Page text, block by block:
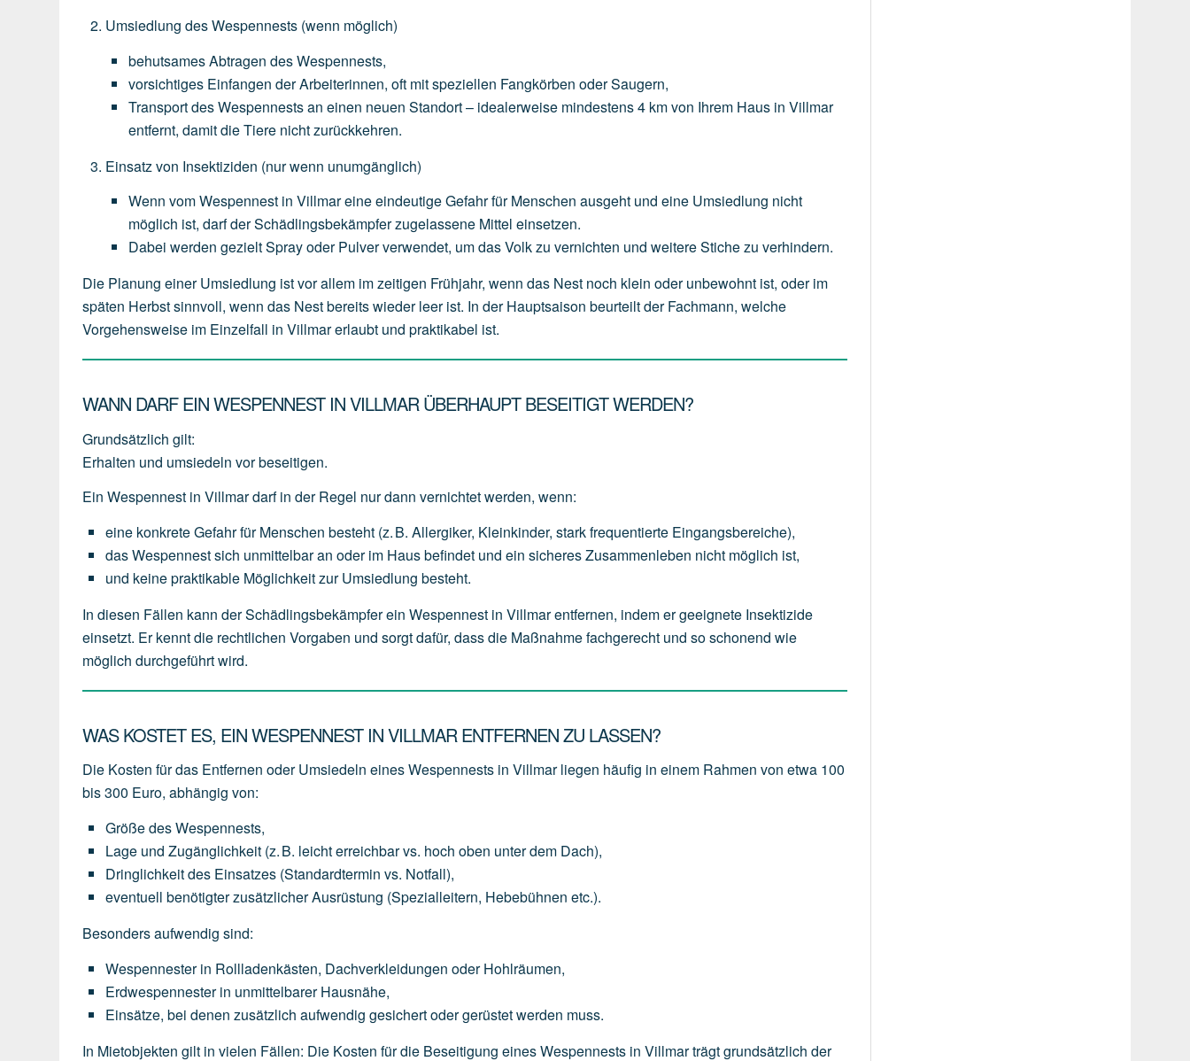
Umsiedlung des Wespennests (wenn möglich)
behutsamesAbtragen desWespennests,
vorsichtiges Einfangen derArbeiterinnen, oft mitspeziellen Fangkörben oderSaugern,
TransportdesWespennestsan einen neuen Standort– idealerweise mindestens4 kmvon Ihrem Haus in Villmar
entfernt, damitdieTiere nichtzurückkehren.
Einsatz von Insektiziden (nurwenn unumgänglich)
Wenn vomWespennest in VillmareineeindeutigeGefahrfür Menschen ausgeht und eine Umsiedlung nicht
möglich ist, darfderSchädlingsbekämpferzugelassene Mittel einsetzen.
Dabei werden gezieltSprayoder Pulververwendet, umdasVolkzu vernichten und weitereStichezu verhindern.
Die Planung einer Umsiedlung ist vor allem im zeitigen Frühjahr, wenn das Nest noch klein oder unbewohnt ist, oder im
späten Herbst sinnvoll, wenn das Nest bereits wieder leer ist. In der Hauptsaison beurteilt der Fachmann, welche
Vorgehensweise im Einzelfall in Villmar erlaubt und praktikabel ist.
WANN DARF EIN WESPENNEST IN VILLMAR ÜBERHAUPT BESEITIGT WERDEN?
Grundsätzlich gilt:
Erhalten und umsiedeln vor beseitigen.
Ein Wespennest in Villmar darf in der Regel nur dann vernichtet werden, wenn:
eine konkrete Gefahr für Menschen besteht (z.B. Allergiker, Kleinkinder, starkfrequentierte Eingangsbereiche),
dasWespennestsich unmittelbar an oder im Hausbefindet und ein sicheresZusammenleben nicht möglich ist,
und keinepraktikable Möglichkeitzur Umsiedlung besteht.
In diesen Fällen kann der Schädlingsbekämpfer ein Wespennest in Villmar entfernen, indem er geeignete Insektizide
einsetzt. Er kennt die rechtlichen Vorgaben und sorgt dafür, dass die Maßnahme fachgerecht und so schonend wie
möglich durchgeführt wird.
WAS KOSTET ES, EIN WESPENNEST IN VILLMAR ENTFERNEN ZU LASSEN?
Die Kosten für das Entfernen oder Umsiedeln eines Wespennests in Villmar liegen häufig in einem Rahmen vonetwa 100
bis 300 Euro, abhängig von:
Größe des Wespennests,
Lage und Zugänglichkeit (z.B. leichterreichbarvs. hoch oben unterdem Dach),
Dringlichkeit des Einsatzes (Standardtermin vs. Notfall),
eventuell benötigterzusätzlicher Ausrüstung (Spezialleitern, Hebebühnen etc.).
Besonders aufwendig sind:
Wespennester in Rollladenkästen, Dachverkleidungen oder Hohlräumen,
Erdwespennester in unmittelbarer Hausnähe,
Einsätze, bei denen zusätzlich aufwendig gesichertodergerüstetwerden muss.
In Mietobjekten gilt in vielen Fällen: Die Kosten für die Beseitigung eines Wespennests in Villmar trägt grundsätzlich der